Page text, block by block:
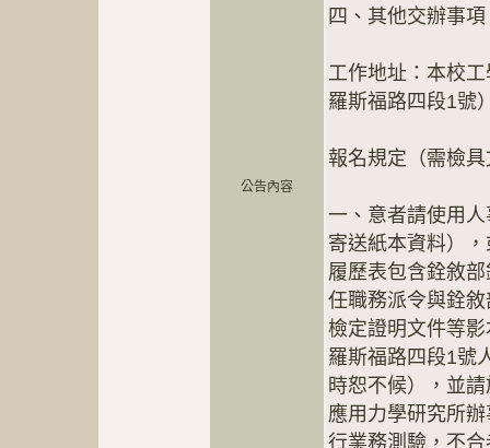
公告內容
四、其他交辦事項
工作地址：本校
羅斯福路四段1號
報名規定（需檢
一、意者請使用
寄送紙本資料）
履歷表包含銓敘
任職務派令與銓
檢定證明文件等
羅斯福路四段1號
時恕不候），並
應用力學研究所
行業務測驗，不